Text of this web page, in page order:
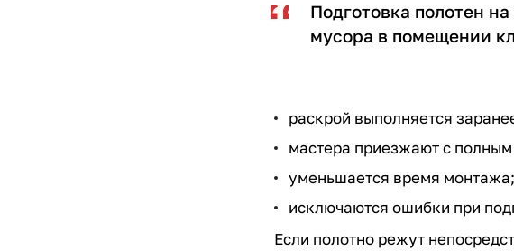
Подготовка полотен
мусора в помещении
раскрой выполняется
мастера приезжают с
уменьшается время монтажа;
исключаются ошибки при
Если полотно режут